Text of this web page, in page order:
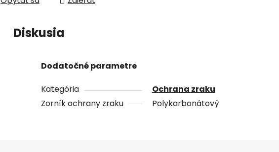
Diskusia
Dodatočné parametre
Kategória
Ochrana zraku
Zorník ochrany zraku
Polykarbonátový